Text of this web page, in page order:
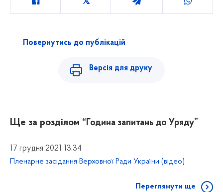
Повернутись до публікацій
Версія для друку
Ще за розділом “Година запитань до Уряду”
17 грудня 2021 13:34
Пленарне засідання Верховної Ради України (відео)
Переглянути ще